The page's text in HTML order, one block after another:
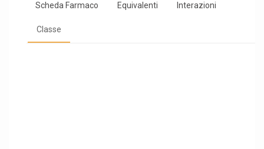
Scheda Farmaco Equivalenti Interazioni
Classe